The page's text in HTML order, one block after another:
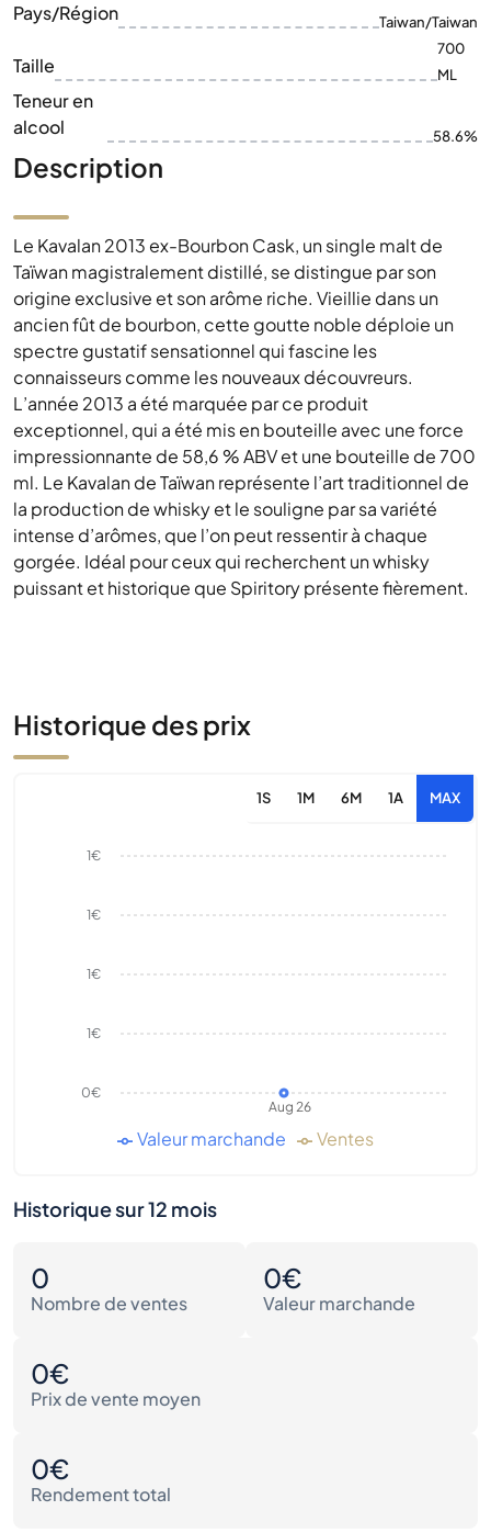
Pays/Région Taiwan/Taiwan
Taille
700
ML
Teneur en
alcool
58.6%
Description
Le Kavalan 2013 ex-Bourbon Cask, un single malt de
Taïwan magistralement distillé, se distingue par son
origine exclusive et son arôme riche. Vieillie dans un
ancien fût de bourbon, cette goutte noble déploie un
spectre gustatif sensationnel qui fascine les
connaisseurs comme les nouveaux découvreurs.
L’année 2013 a été marquée par ce produit
exceptionnel, qui a été mis en bouteille avec une force
impressionnante de 58,6 % ABV et une bouteille de 700
ml. Le Kavalan de Taïwan représente l’art traditionnel de
la production de whisky et le souligne par sa variété
intense d’arômes, que l’on peut ressentir à chaque
gorgée. Idéal pour ceux qui recherchent un whisky
puissant et historique que Spiritory présente fièrement.
Historique des prix
1S 1M 6M 1A MAX
Aug 26
0€
1€
1€
1€
1€
Valeur marchande Ventes
Historique sur 12 mois
0
Nombre de ventes
0€
Valeur marchande
0€
Prix de vente moyen
0€
Rendement total